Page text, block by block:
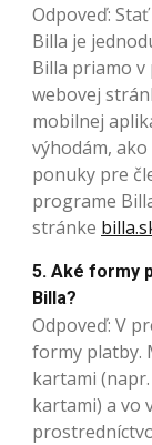
Odpoveď:
Billa je
Billa priamo
webovej
mobilnej
výhodám,
ponuky pre
programe
stránke
5. Aké formy
Billa?
Odpoveď: V
formy platby.
kartami
kartami) a vo